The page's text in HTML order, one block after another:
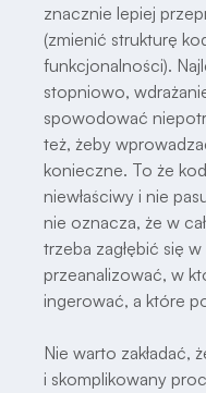
znacznie lepiej
(zmienić strukturę
funkcjonalności).
stopniowo,
spowodować
też, żeby
konieczne. To że
niewłaściwy i nie
nie oznacza, że w
trzeba zagłębić się
przeanalizować, w
ingerować, a które
Nie warto zakładać,
i skomplikowany